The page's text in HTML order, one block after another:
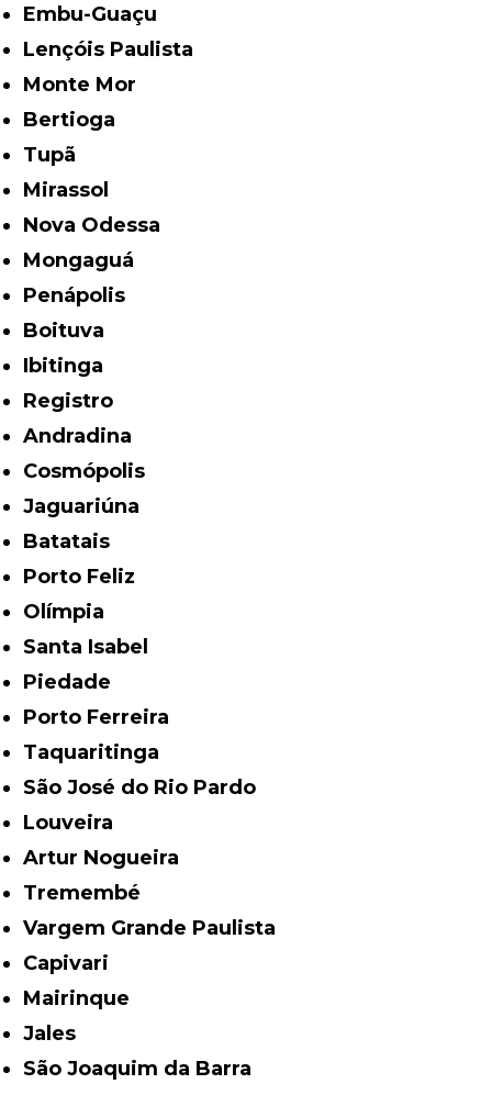
Embu-Guaçu
Lençóis Paulista
Monte Mor
Bertioga
Tupã
Mirassol
Nova Odessa
Mongaguá
Penápolis
Boituva
Ibitinga
Registro
Andradina
Cosmópolis
Jaguariúna
Batatais
Porto Feliz
Olímpia
Santa Isabel
Piedade
Porto Ferreira
Taquaritinga
São José do Rio Pardo
Louveira
Artur Nogueira
Tremembé
Vargem Grande Paulista
Capivari
Mairinque
Jales
São Joaquim da Barra